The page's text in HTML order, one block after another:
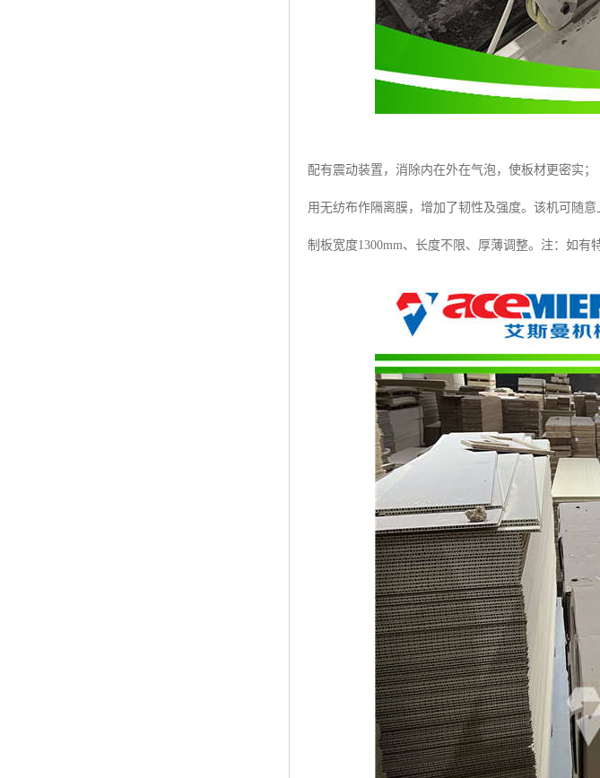
配有震动装置，消除内在外在气泡，使板材更密实；
用无纺布作隔离膜，增加了韧性及强度。该机可随意
制板宽度1300mm、长度不限、厚薄调整。注：如有